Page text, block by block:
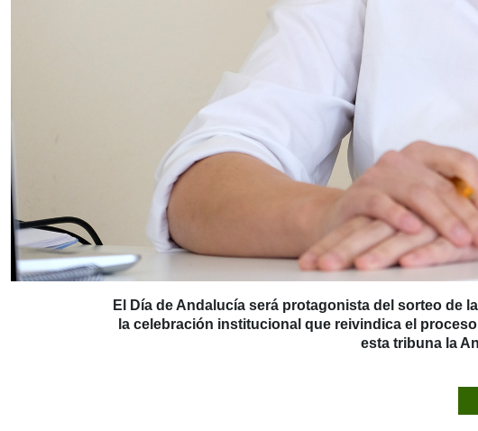
El Día de Andalucía será protagonista del sorteo de
la celebración institucional que reivindica el
esta tribuna la